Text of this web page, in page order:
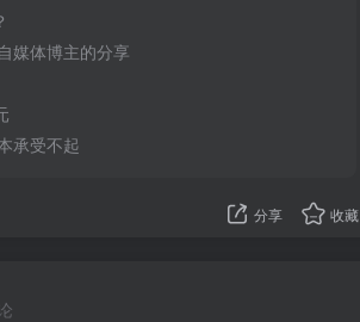
媒体博主的分享
承受不起
分享 收藏